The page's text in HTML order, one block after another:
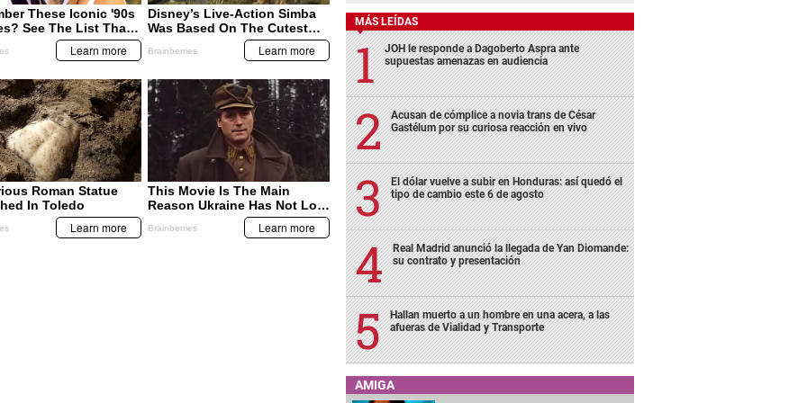
MÁS LEÍDAS
JOH le responde a Dagoberto Aspra ante
supuestas amenazas en audiencia
Acusan de cómplice a novia trans de César
Gastélum por su curiosa reacción en vivo
El dólar vuelve a subir en Honduras: así quedó el
tipo de cambio este 6 de agosto
Real Madrid anunció la llegada de Yan Diomande:
su contrato y presentación
Hallan muerto a un hombre en una acera, a las
afueras de Vialidad y Transporte
AMIGA